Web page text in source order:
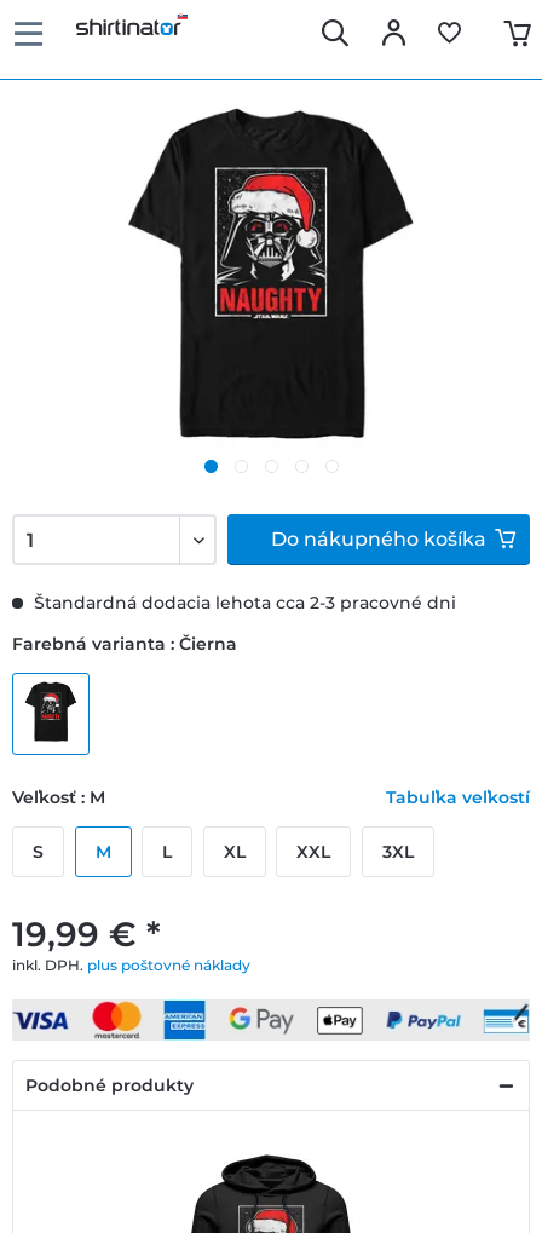
19,99 € *
inkl. DPH. plus poštovné náklady
Štandardná dodacia lehota cca 2-3 pracovné dni
Farebná varianta : Čierna
Veľkosť : M Tabuľka veľkostí
S M L XL XXL 3XL
Do nákupného košíka
Podobné produkty